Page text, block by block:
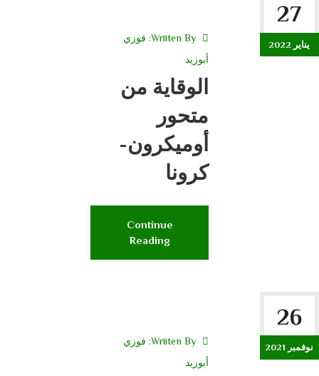
27
يناير 2022
Wriiten By: فوزي
أبوزيد
الوقاية من
متحور
أوميكرون-
كرونا
Continue
Reading
26
نوفمبر 2021
Wriiten By: فوزي
أبوزيد